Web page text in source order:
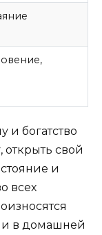
и богатство
открыть свой
и
всех
в домашней